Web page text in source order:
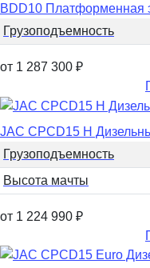
BDD10 Платформенная
Грузоподъемность
от 1 287 300 ₽
JAC CPCD15 H
Грузоподъемность
Высота мачты
от 1 224 990 ₽